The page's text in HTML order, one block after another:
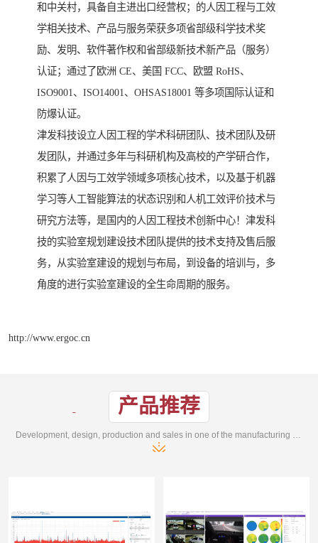
和中关村，具备自主进出口经营权；的人因工程与工效
学相关技术、产品与服务荣获多项省部级科学技术奖
励、发明、软件著作权和省部级新技术新产品（服务）
认证；通过了欧洲 CE、美国 FCC、欧盟 RoHS、
ISO9001、ISO14001、OHSAS18001 等多项国际认证和
防爆认证。
津发科技设立人因工程的学术科研团队、技术团队及研
发团队，并通过多年与科研机构及高校的产学研合作，
积累了人因与工效学领域多项核心技术，以及基于机器
学习等人工智能算法的状态识别和人机工效评价技术与
研究方法等，是国内的人因工程技术创新中心！津发科
技的实验室规划建设技术团队提供的技术支持及售后服
务，从实验室建设的规划与布局，到设备的培训与，多
角度的进行实验室建设的全生命周期的服务。
http://www.ergoc.cn
产品推荐
Development, design, production and sales in one of the manufacturing enterprises